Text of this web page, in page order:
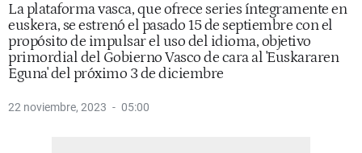
La plataforma vasca, que ofrece series íntegramente en
euskera, se estrenó el pasado 15 de septiembre con el
propósito de impulsar el uso del idioma, objetivo
primordial del Gobierno Vasco de cara al 'Euskararen
Eguna' del próximo 3 de diciembre
22 noviembre, 2023 05:00